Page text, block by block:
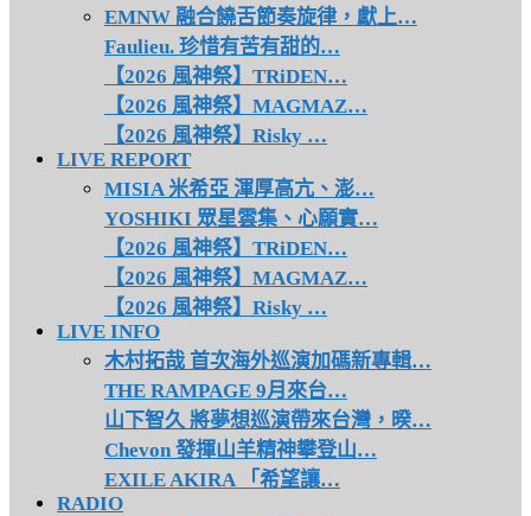
EMNW 融合饒舌節奏旋律，獻上…
Faulieu. 珍惜有苦有甜的…
【2026 風神祭】TRiDEN…
【2026 風神祭】MAGMAZ…
【2026 風神祭】Risky …
LIVE REPORT
MISIA 米希亞 渾厚高亢、澎…
YOSHIKI 眾星雲集、心願實…
【2026 風神祭】TRiDEN…
【2026 風神祭】MAGMAZ…
【2026 風神祭】Risky …
LIVE INFO
木村拓哉 首次海外巡演加碼新專輯…
THE RAMPAGE 9月來台…
山下智久 將夢想巡演帶來台灣，暌…
Chevon 發揮山羊精神攀登山…
EXILE AKIRA 「希望讓…
RADIO